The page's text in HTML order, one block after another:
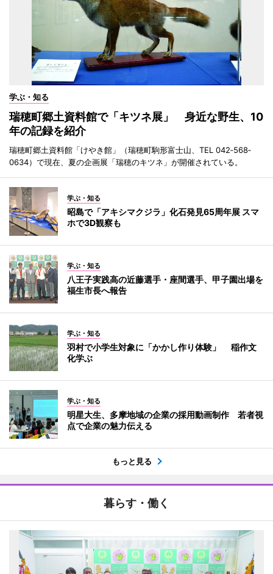
学ぶ・知る
瑞穂町郷土資料館で「キツネ展」 身近な野生、10
年の記録を紹介
瑞穂町郷土資料館「けやき館」（瑞穂町駒形富士山、TEL 042‐568‐
0634）で現在、夏の企画展「瑞穂のキツネ」が開催されている。
学ぶ・知る
昭島で「アキシマクジラ」化石発見65周年展 スマ
ホで3D観察も
学ぶ・知る
八王子実践高の近藤選手・座間選手、甲子園出場を
福生市長へ報告
学ぶ・知る
羽村で小学生対象に「かかし作り体験」 稲作文
化学ぶ
学ぶ・知る
明星大生、多摩地域の企業の採用動画制作 若者視
点で企業の魅力伝える
もっと見る
暮らす・働く